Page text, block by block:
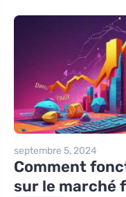
septembre 5, 2024
Comment
sur le marché